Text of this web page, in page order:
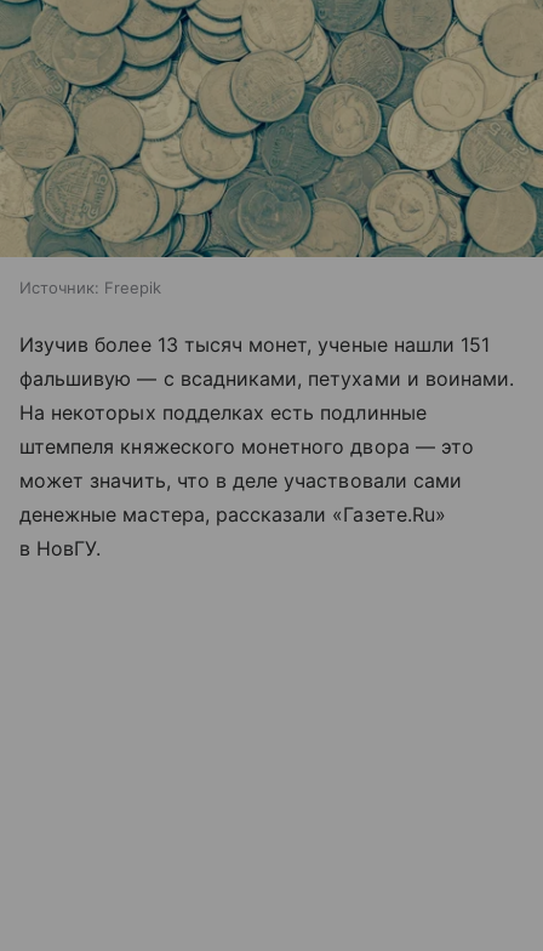
Источник: Freepik
Изучив более 13 тысяч монет, ученые нашли 151
фальшивую — с всадниками, петухами и воинами.
На некоторых подделках есть подлинные
штемпеля княжеского монетного двора — это
может значить, что в деле участвовали сами
денежные мастера, рассказали «Газете.Ru»
в НовГУ.